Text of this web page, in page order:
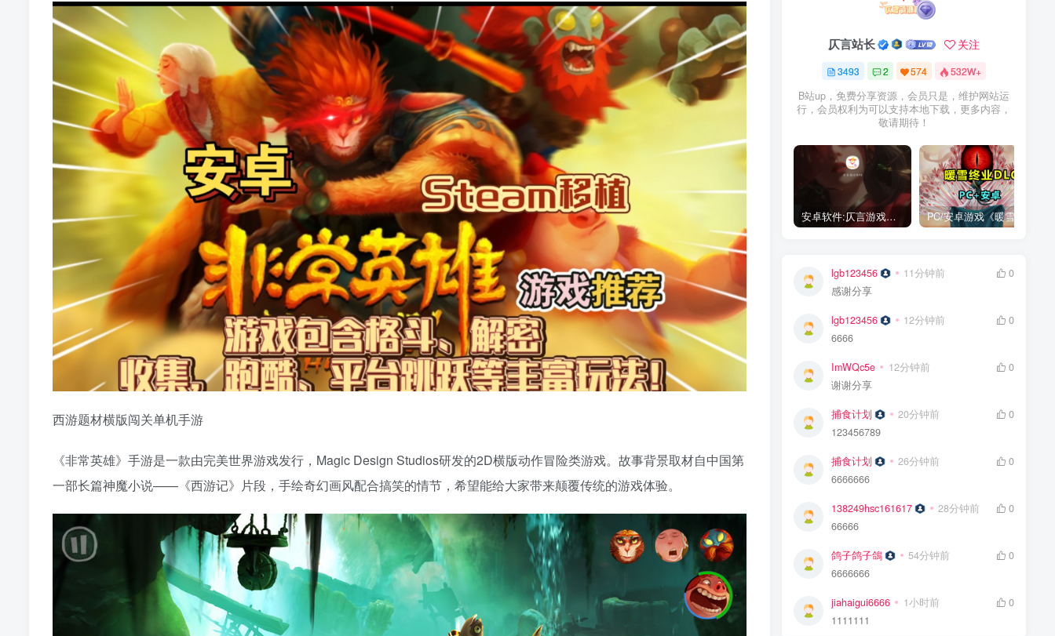
西游题材横版闯关单机手游
《非常英雄》手游是一款由完美世界游戏发行，Magic Design Studios研发的2D横版动作冒险类游戏。故事背景取材自中国第
一部长篇神魔小说——《西游记》片段，手绘奇幻画风配合搞笑的情节，希望能给大家带来颠覆传统的游戏体验。
仄言站长 关注
3493 2 574 532W+
B站up，免费分享资源，会员只是，维护网站运
行，会员权利为可以支持本地下载，更多内容，
敬请期待！
安卓软件:仄言游戏库4.0APP全新上架了！没有下的赶紧下载呀！
lgb123456 11分钟前
0
感谢分享
lgb123456 12分钟前
0
6666
ImWQc5e 12分钟前
0
谢谢分享
捕食计划 20分钟前
0
123456789
捕食计划 26分钟前
0
6666666
138249hsc161617 28分钟前
0
66666
鸽子鸽子鴿 54分钟前
0
6666666
jiahaigui6666 1小时前
0
1111111